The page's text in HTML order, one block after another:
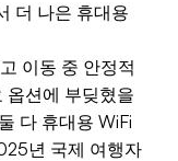
더 나은 휴대용
이동 중 안정적
옵션에 부딪혔을
다 휴대용 WiFi
년 국제 여행자